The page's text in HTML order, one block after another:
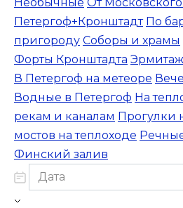
Петергоф+Кронштадт По
пригороду Соборы и храмы
Форты Кронштадта
В Петергоф на метеоре
Водные в Петергоф На
рекам и каналам Прогулки
мостов на теплоходе
Финский залив